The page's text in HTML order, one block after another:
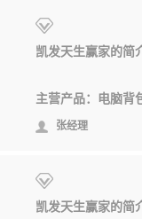
凯发天生赢家的简
主营产品：电脑背
张经理
凯发天生赢家的简